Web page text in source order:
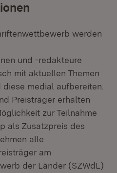
werden
und -redakteure
mit aktuellen Themen
medial aufbereiten.
Preisträger erhalten
zur Teilnahme
als Zusatzpreis des
alle
am
der Länder (SZWdL)